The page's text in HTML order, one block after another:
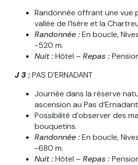
Randonnée offrant une vue
vallée de l’Isère et la
Randonnée :En boucle,
-520 m.
Nuit :Hôtel –Repas :
J 3 :PAS D’ERNADANT
Journée dans la réserve
ascension au Pas
Possibilité d’observer des
bouquetins.
Randonnée :En boucle,
-680 m.
Nuit :Hôtel –Repas :